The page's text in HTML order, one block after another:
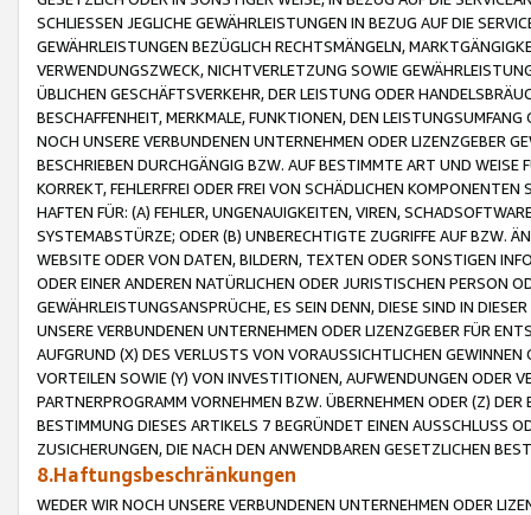
SCHLIESSEN JEGLICHE GEWÄHRLEISTUNGEN IN BEZUG AUF DIE
GEWÄHRLEISTUNGEN BEZÜGLICH RECHTSMÄNGELN,
VERWENDUNGSZWECK, NICHTVERLETZUNG SOWIE
ÜBLICHEN GESCHÄFTSVERKEHR, DER LEISTUNG ODER
BESCHAFFENHEIT, MERKMALE, FUNKTIONEN, DEN
NOCH UNSERE VERBUNDENEN UNTERNEHMEN ODER LIZENZGEBER
BESCHRIEBEN DURCHGÄNGIG BZW. AUF BESTIMMTE ART UND
KORREKT, FEHLERFREI ODER FREI VON SCHÄDLICHEN
HAFTEN FÜR: (A) FEHLER, UNGENAUIGKEITEN, VIREN,
SYSTEMABSTÜRZE; ODER (B) UNBERECHTIGTE ZUGRIFFE AUF BZW.
WEBSITE ODER VON DATEN, BILDERN, TEXTEN ODER SONSTIGEN
ODER EINER ANDEREN NATÜRLICHEN ODER JURISTISCHEN PERSON
GEWÄHRLEISTUNGSANSPRÜCHE, ES SEIN DENN, DIESE SIND IN
UNSERE VERBUNDENEN UNTERNEHMEN ODER LIZENZGEBER FÜR
AUFGRUND (X) DES VERLUSTS VON VORAUSSICHTLICHEN
VORTEILEN SOWIE (Y) VON INVESTITIONEN, AUFWENDUNGEN ODER
PARTNERPROGRAMM VORNEHMEN BZW. ÜBERNEHMEN ODER (Z)
BESTIMMUNG DIESES ARTIKELS 7 BEGRÜNDET EINEN AUSSCHLUSS
ZUSICHERUNGEN, DIE NACH DEN ANWENDBAREN GESETZLICHEN
8.Haftungsbeschränkungen
WEDER WIR NOCH UNSERE VERBUNDENEN UNTERNEHMEN ODER